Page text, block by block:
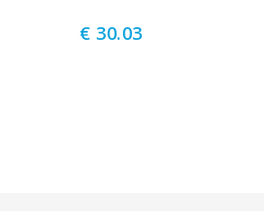
€ 30.03